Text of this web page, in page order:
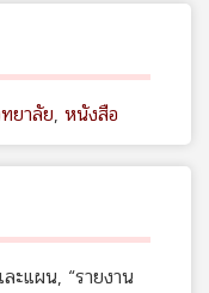
ยาลัย, หนังสือ
ะแผน, “รายงาน